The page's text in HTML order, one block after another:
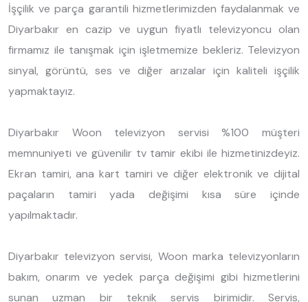
İşçilik ve parça garantili hizmetlerimizden faydalanmak ve
Diyarbakır en cazip ve uygun fiyatlı televizyoncu olan
firmamız ile tanışmak için işletmemize bekleriz. Televizyon
sinyal, görüntü, ses ve diğer arızalar için kaliteli işçilik
yapmaktayız.
Diyarbakır Woon televizyon servisi %100 müşteri
memnuniyeti ve güvenilir tv tamir ekibi ile hizmetinizdeyiz.
Ekran tamiri, ana kart tamiri ve diğer elektronik ve dijital
paçaların tamiri yada değişimi kısa süre içinde
yapılmaktadır.
Diyarbakır televizyon servisi, Woon marka televizyonların
bakım, onarım ve yedek parça değişimi gibi hizmetlerini
sunan uzman bir teknik servis birimidir. Servis,